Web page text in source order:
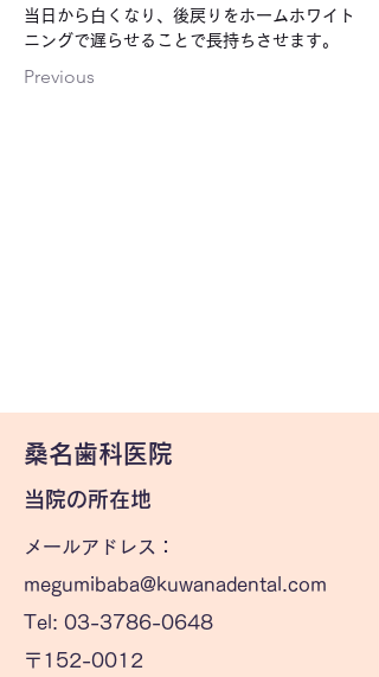
当日から白くなり、後戻りをホームホワイト
ニングで遅らせることで長持ちさせます。
Previous
​桑名歯科医院
当院の所在地
メールアドレス：
megumibaba@kuwanadental.com
Tel: 03-3786-0648
〒152-0012